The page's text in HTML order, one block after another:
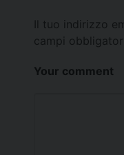
Il tuo indirizzo
campi
Your comment